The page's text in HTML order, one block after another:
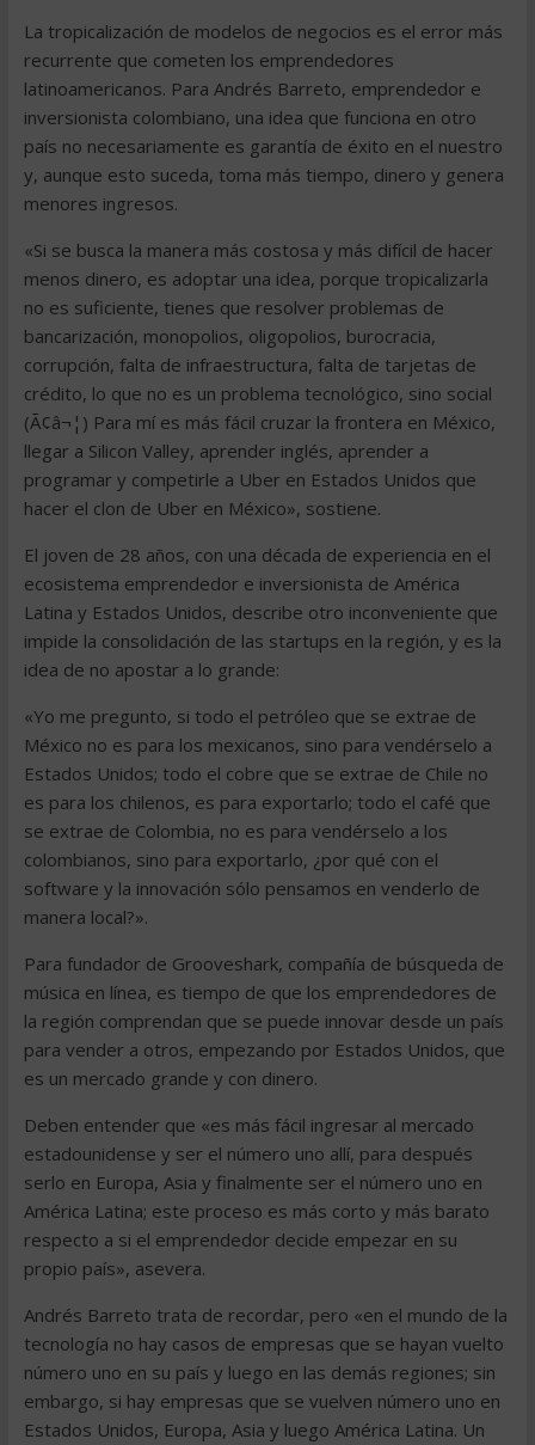
La tropicalización de modelos de negocios es el error más
recurrente que cometen los emprendedores
latinoamericanos. Para Andrés Barreto, emprendedor e
inversionista colombiano, una idea que funciona en otro
país no necesariamente es garantía de éxito en el nuestro
y, aunque esto suceda, toma más tiempo, dinero y genera
menores ingresos.
«Si se busca la manera más costosa y más difícil de hacer
menos dinero, es adoptar una idea, porque tropicalizarla
no es suficiente, tienes que resolver problemas de
bancarización, monopolios, oligopolios, burocracia,
corrupción, falta de infraestructura, falta de tarjetas de
crédito, lo que no es un problema tecnológico, sino social
(Ã¢â¬¦) Para mí es más fácil cruzar la frontera en México,
llegar a Silicon Valley, aprender inglés, aprender a
programar y competirle a Uber en Estados Unidos que
hacer el clon de Uber en México», sostiene.
El joven de 28 años, con una década de experiencia en el
ecosistema emprendedor e inversionista de América
Latina y Estados Unidos, describe otro inconveniente que
impide la consolidación de las startups en la región, y es la
idea de no apostar a lo grande:
«Yo me pregunto, si todo el petróleo que se extrae de
México no es para los mexicanos, sino para vendérselo a
Estados Unidos; todo el cobre que se extrae de Chile no
es para los chilenos, es para exportarlo; todo el café que
se extrae de Colombia, no es para vendérselo a los
colombianos, sino para exportarlo, ¿por qué con el
software y la innovación sólo pensamos en venderlo de
manera local?».
Para fundador de Grooveshark, compañía de búsqueda de
música en línea, es tiempo de que los emprendedores de
la región comprendan que se puede innovar desde un país
para vender a otros, empezando por Estados Unidos, que
es un mercado grande y con dinero.
Deben entender que «es más fácil ingresar al mercado
estadounidense y ser el número uno allí, para después
serlo en Europa, Asia y finalmente ser el número uno en
América Latina; este proceso es más corto y más barato
respecto a si el emprendedor decide empezar en su
propio país», asevera.
Andrés Barreto trata de recordar, pero «en el mundo de la
tecnología no hay casos de empresas que se hayan vuelto
número uno en su país y luego en las demás regiones; sin
embargo, si hay empresas que se vuelven número uno en
Estados Unidos, Europa, Asia y luego América Latina. Un